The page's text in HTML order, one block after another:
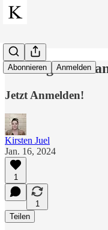
Abonnieren Anmelden
Vortrag: Dr.
Jetzt Anmelden!
Kirsten Juel
Jan. 16, 2024
1
1
Teilen